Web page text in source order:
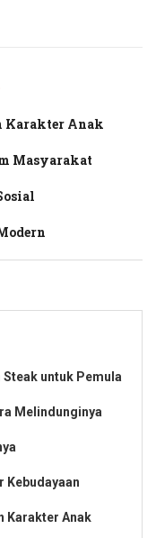
Karakter Anak
Masyarakat
Steak untuk Pemula
Melindunginya
Kebudayaan
Karakter Anak